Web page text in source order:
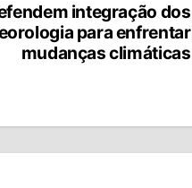
integração dos
para enfrentar
mudanças climáticas